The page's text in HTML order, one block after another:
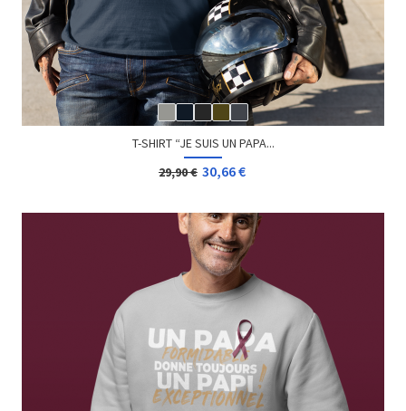
T-SHIRT “JE SUIS UN PAPA...
29,90 € 30,66 €